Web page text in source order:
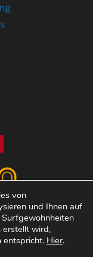
von:
von
und Ihnen auf
erstellt wird,
entspricht. Hier.